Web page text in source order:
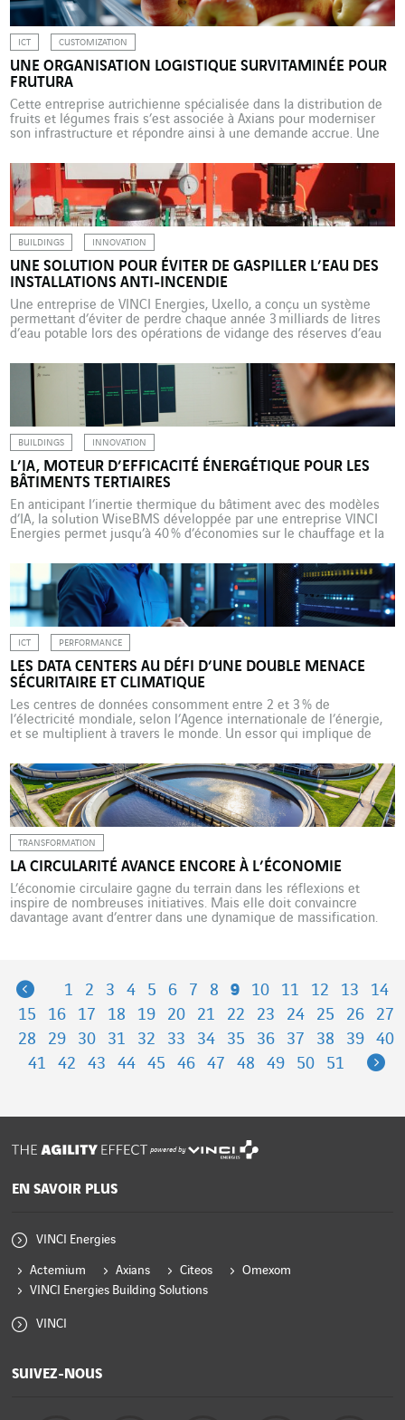
ICT CUSTOMIZATION
UNE ORGANISATION LOGISTIQUE SURVITAMINÉE POUR
FRUTURA
Cette entreprise autrichienne spécialisée dans la distribution de
fruits et légumes frais s’est associée à Axians pour moderniser
son infrastructure et répondre ainsi à une demande accrue. Une
et légumes, 5 000 produits différents. C’est ce qui transite chaque
année par les installations de Frutura à destination des détaillants
autrichiens. […]
BUILDINGS INNOVATION
UNE SOLUTION POUR ÉVITER DE GASPILLER L’EAU DES
INSTALLATIONS ANTI-INCENDIE
Une entreprise de VINCI Energies, Uxello, a conçu un système
permettant d’éviter de perdre chaque année 3 milliards de litres
d’eau potable lors des opérations de vidange des réserves d’eau
dans toute la France. Solutions les plus efficaces pour prévenir les
incendies en environnement fermé, les […]
BUILDINGS INNOVATION
L’IA, MOTEUR D’EFFICACITÉ ÉNERGÉTIQUE POUR LES
BÂTIMENTS TERTIAIRES
En anticipant l’inertie thermique du bâtiment avec des modèles
d’IA, la solution WiseBMS développée par une entreprise VINCI
Energies permet jusqu’à 40 % d’économies sur le chauffage et la
coûts de l’électricité et contraintes réglementaires, la nécessité
d’embarquer le parc immobilier tertiaire dans une dynamique
d’efficacité énergétique devient patente. Alors […]
ICT PERFORMANCE
LES DATA CENTERS AU DÉFI D’UNE DOUBLE MENACE
SÉCURITAIRE ET CLIMATIQUE
Les centres de données consomment entre 2 et 3 % de
l’électricité mondiale, selon l’Agence internationale de l’énergie,
et se multiplient à travers le monde. Un essor qui implique de
réglementaires et sécuritaires. Le nombre de centres de données
dans le monde ne cesse d’augmenter et cette dynamique va […]
TRANSFORMATION
LA CIRCULARITÉ AVANCE ENCORE À L’ÉCONOMIE
L’économie circulaire gagne du terrain dans les réflexions et
inspire de nombreuses initiatives. Mais elle doit convaincre
davantage avant d’entrer dans une dynamique de massification.
Previous
1 2 3 4 5 6 7 8 9 10 11 12 13
14
15
16 17 18 19 20 21 22 23 24 25 26
27
28
29 30 31 32 33 34 35 36 37 38 39
40
41
42 43 44 45 46 47 48 49 50 51
powered by
EN SAVOIR PLUS
VINCI Energies
Actemium Axians Citeos
Omexom
VINCI Energies Building Solutions
VINCI
SUIVEZ-NOUS